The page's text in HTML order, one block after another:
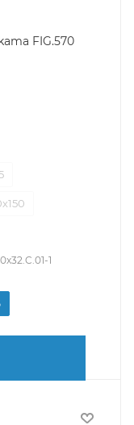
FIG.570
1